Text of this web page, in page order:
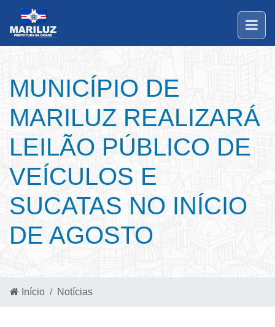
MUNICÍPIO DE
MARILUZ REALIZARÁ
LEILÃO PÚBLICO DE
VEÍCULOS E
SUCATAS NO INÍCIO
DE AGOSTO
Início Notícias